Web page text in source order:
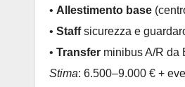
• Allestimento base
• Staffsicurezza e
• Transfer minibus A/R da
Stima: 6.500–9.000 € +